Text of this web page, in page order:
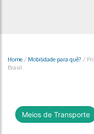
Home / Mobilidade para quê? /
Brasil
Meios de Transporte